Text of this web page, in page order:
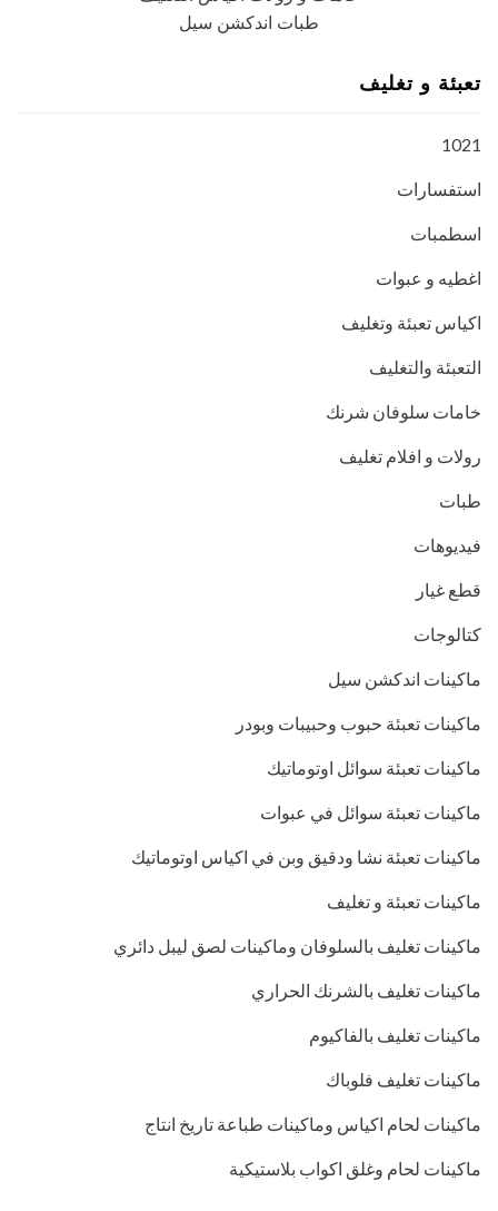
طبات اندكشن سيل
تعبئة و تغليف
1021
استفسارات
اسطمبات
اغطيه و عبوات
اكياس تعبئة وتغليف
التعبئة والتغليف
خامات سلوفان شرنك
رولات و افلام تغليف
طبات
فيديوهات
قطع غيار
كتالوجات
ماكينات اندكشن سيل
ماكينات تعبئة حبوب وحبيبات وبودر
ماكينات تعبئة سوائل اوتوماتيك
ماكينات تعبئة سوائل في عبوات
ماكينات تعبئة نشا ودقيق وبن في اكياس اوتوماتيك
ماكينات تعبئة و تغليف
ماكينات تغليف بالسلوفان وماكينات لصق ليبل دائري
ماكينات تغليف بالشرنك الحراري
ماكينات تغليف بالفاكيوم
ماكينات تغليف فلوباك
ماكينات لحام اكياس وماكينات طباعة تاريخ انتاج
ماكينات لحام وغلق اكواب بلاستيكية